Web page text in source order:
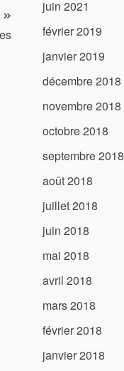
juin 2021
février 2019
janvier 2019
décembre 2018
novembre 2018
octobre 2018
septembre 2018
août 2018
juillet 2018
juin 2018
mai 2018
avril 2018
mars 2018
février 2018
janvier 2018